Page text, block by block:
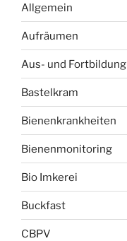
Allgemein
Aufräumen
Aus- und Fortbildung
Bastelkram
Bienenkrankheiten
Bienenmonitoring
Bio Imkerei
Buckfast
CBPV